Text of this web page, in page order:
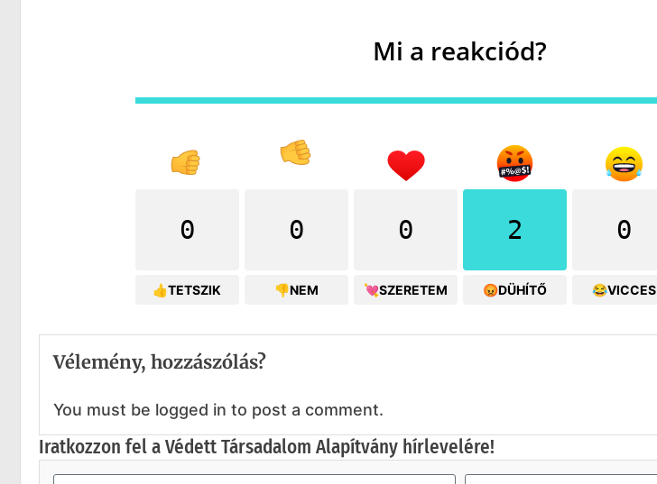
Mi a reakciód?
0
👍TETSZIK
0
👎NEM
0
💘SZERETEM
2
😡DÜHÍTŐ
0
😂VICCES
Vélemény, hozzászólás?
You must be logged in to post a comment.
Iratkozzon fel a Védett Társadalom Alapítvány hírlevelére!